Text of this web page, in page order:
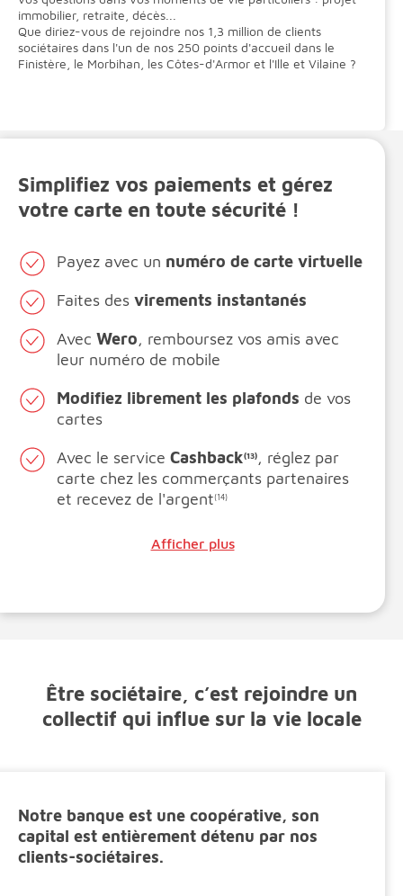
immobilier, retraite, décès...
Que diriez-vous de rejoindre nos 1,3 million de clients
sociétaires dans l'un de nos 250 points d'accueil dans le
Finistère, le Morbihan, les Côtes-d'Armor et l'Ille et Vilaine ?
Simplifiez vos paiements et gérez
votre carte en toute sécurité !
Payez avec un numéro de carte virtuelle
Faites des virements instantanés
Avec Wero, remboursez vos amis avec
leur numéro de mobile
Modifiez librement les plafonds de vos
cartes
Avec le service Cashback(13), réglez par
carte chez les commerçants partenaires
et recevez de l'argent(14)
Afficher plus
Être sociétaire, c’est rejoindre un
collectif qui influe sur la vie locale
Notre banque est une coopérative, son
capital est entièrement détenu par nos
clients-sociétaires.